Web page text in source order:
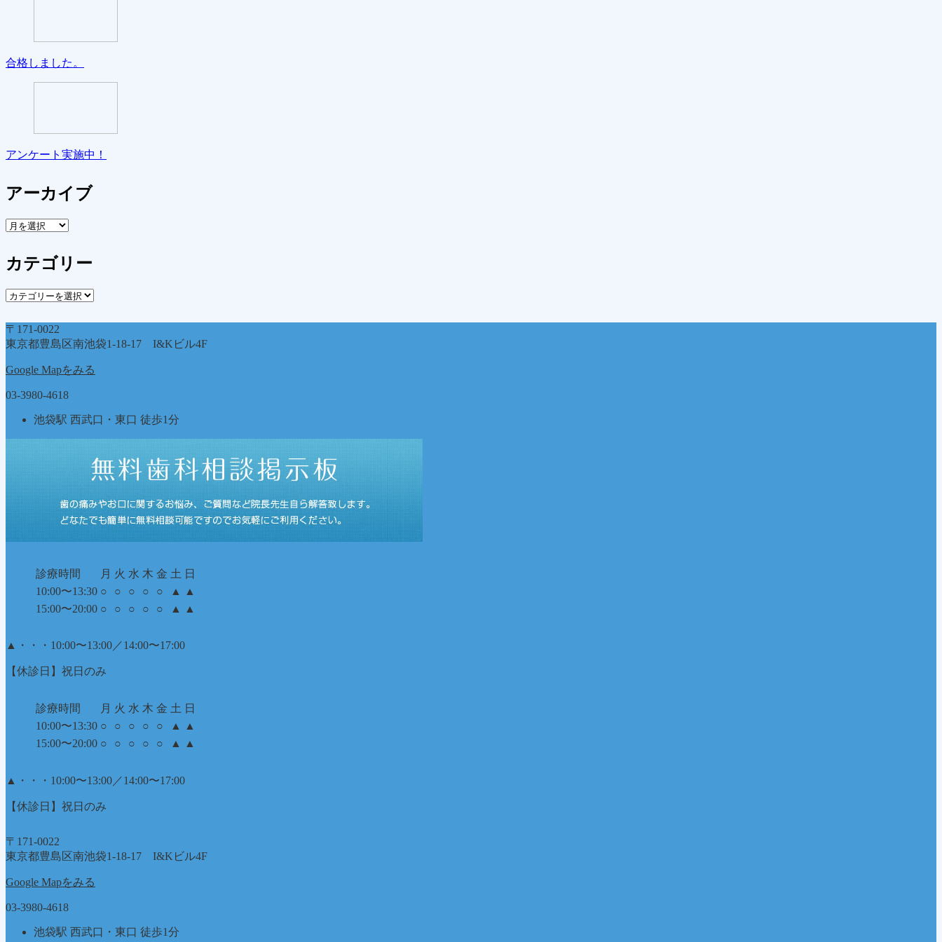
合格しました。
アンケート実施中！
アーカイブ
ア
カ
イ
カテゴリー
カ
ゴ
リ
〒171-0022
東京都豊島区南池袋1-18-17 I&Kビル4F
Google Mapをみる
03-3980-4618
池袋駅 西武口・東口 徒歩1分
診療時間 月 火 水 木 金 土 日
10:00〜13:30 ○ ○ ○ ○ ○ ▲
▲
15:00〜20:00 ○ ○ ○ ○ ○ ▲ ▲
▲ ・・・10:00〜13:00／14:00〜17:00
【休診日】祝日のみ
診療時間 月 火 水 木 金 土 日
10:00〜13:30 ○ ○ ○ ○ ○ ▲
▲
15:00〜20:00 ○ ○ ○ ○ ○ ▲ ▲
▲ ・・・10:00〜13:00／14:00〜17:00
【休診日】祝日のみ
〒171-0022
東京都豊島区南池袋1-18-17 I&Kビル4F
Google Mapをみる
03-3980-4618
池袋駅 西武口・東口 徒歩1分